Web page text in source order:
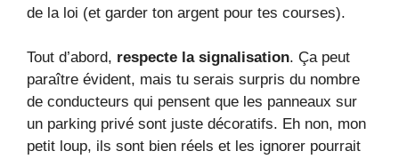
de la loi (et garder ton argent pour tes courses).
Tout d’abord, respecte la signalisation. Ça peut
paraître évident, mais tu serais surpris du nombre
de conducteurs qui pensent que les panneaux sur
un parking privé sont juste décoratifs. Eh non, mon
petit loup, ils sont bien réels et les ignorer pourrait